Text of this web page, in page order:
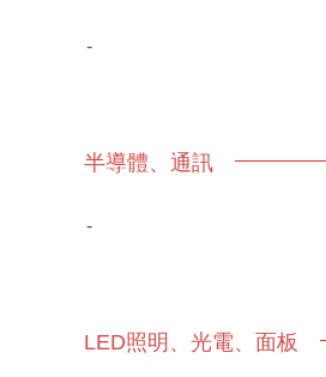
-
半導體、通訊
-
LED照明、光電、面板